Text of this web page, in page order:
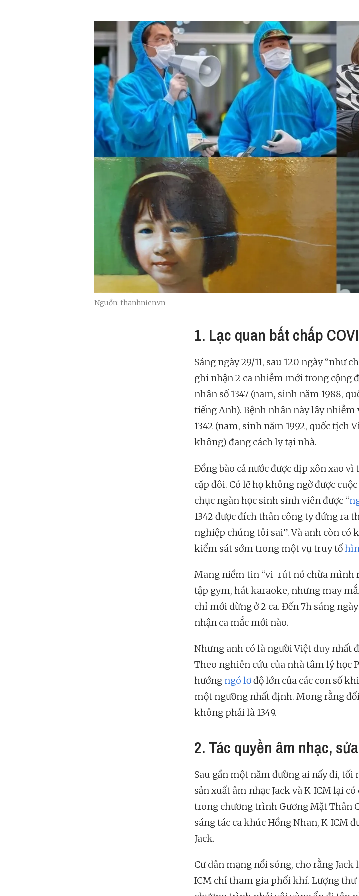
Nguồn: thanhnien.vn
1. Lạc quan bất chấp
Sáng ngày 29/11, sau 120 ngày “như
ghi nhận 2 ca nhiễm mới trong cộng
nhân số 1347 (nam, sinh năm 1988,
tiếng Anh). Bệnh nhân này lây
1342 (nam, sinh năm 1992, quốc tịch
không) đang cách ly tại nhà.
Đồng bào cả nước được dịp xôn xao
cặp đôi. Có lẽ họ không ngờ được
chục ngàn học sinh sinh viên được “
1342 được đích thân công ty đứng ra
nghiệp chúng tôi sai”. Và anh còn có
kiểm sát sớm trong một vụ truy tố
Mang niềm tin “vi-rút nó chừa mình
tập gym, hát karaoke, nhưng may
chỉ mới dừng ở 2 ca. Đến 7h sáng
nhận ca mắc mới nào.
Nhưng anh có là người Việt duy nhất
Theo nghiên cứu của nhà tâm lý học
hướng ngó lơđộ lớn của các con số
một ngưỡng nhất định. Mong rằng
không phải là 1349.
2. Tác quyền âm nhạc,
Sau gần một năm đường ai nấy đi, tối
sản xuất âm nhạc Jack và K-ICM lại
trong chương trình Gương Mặt Thân
sáng tác ca khúc Hồng Nhan, K-ICM
Jack.
Cư dân mạng nổi sóng, cho rằng Jack
ICM chỉ tham gia phối khí. Lượng